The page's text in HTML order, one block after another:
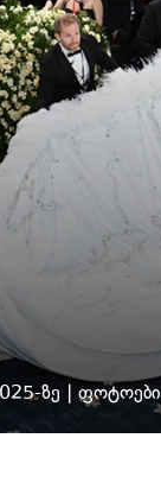
ზე | ფოტოები